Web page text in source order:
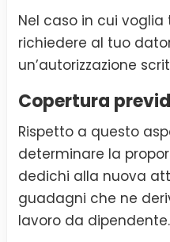
Nel caso in cui voglia
richiedere al tuo
un’autorizzazione
Copertura
Rispetto a questo
determinare la
dedichi alla nuova
guadagni che ne
lavoro da dipendente.